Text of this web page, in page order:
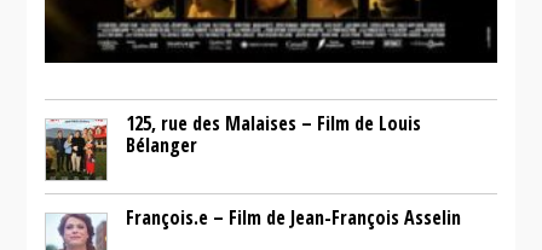
125, rue des Malaises – Film de Louis
Bélanger
François.e – Film de Jean-François Asselin